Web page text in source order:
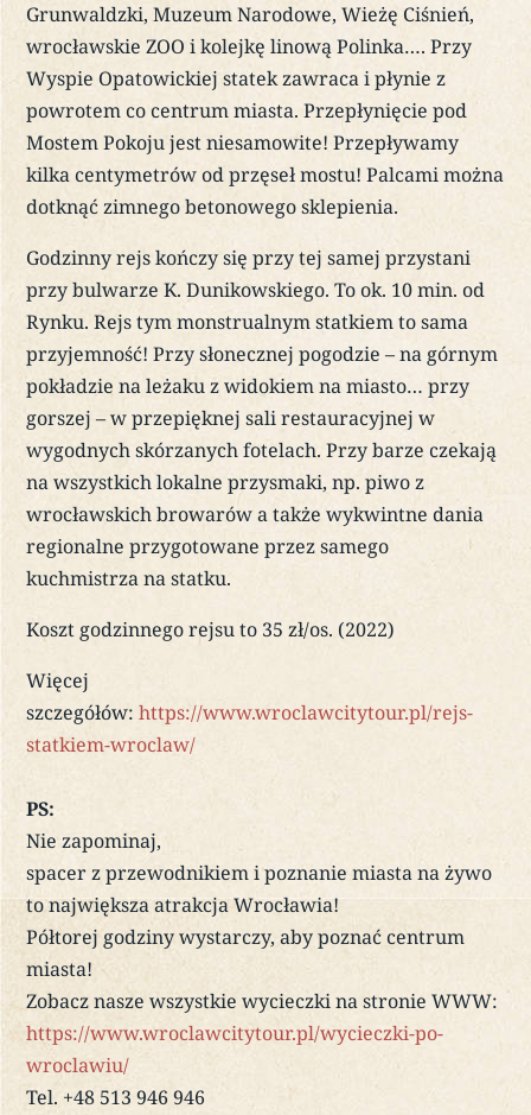
Grunwaldzki, Muzeum Narodowe, Wieżę Ciśnień,
wrocławskie ZOO i kolejkę linową Polinka…. Przy
Wyspie Opatowickiej statek zawraca i płynie z
powrotem co centrum miasta. Przepłynięcie pod
Mostem Pokoju jest niesamowite! Przepływamy
kilka centymetrów od przęseł mostu! Palcami można
dotknąć zimnego betonowego sklepienia.
Godzinny rejs kończy się przy tej samej przystani
przy bulwarze K. Dunikowskiego. To ok. 10 min. od
Rynku. Rejs tym monstrualnym statkiem to sama
przyjemność! Przy słonecznej pogodzie – na górnym
pokładzie na leżaku z widokiem na miasto… przy
gorszej – w przepięknej sali restauracyjnej w
wygodnych skórzanych fotelach. Przy barze czekają
na wszystkich lokalne przysmaki, np. piwo z
wrocławskich browarów a także wykwintne dania
regionalne przygotowane przez samego
kuchmistrza na statku.
Koszt godzinnego rejsu to 35 zł/os. (2022)
Więcej
szczegółów:https://www.wroclawcitytour.pl/rejs-
statkiem-wroclaw/
PS:
Nie zapominaj,
spacer z przewodnikiem i poznanie miasta na żywo
to największa atrakcja Wrocławia!
Półtorej godziny wystarczy, aby poznać centrum
miasta!
Zobacz nasze wszystkie wycieczki na stronie WWW:
https://www.wroclawcitytour.pl/wycieczki-po-
wroclawiu/
Tel. +48 513 946 946